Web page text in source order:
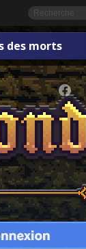
des morts